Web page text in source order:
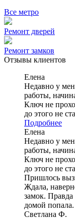
Все метро
Ремонт дверей
Ремонт замков
Отзывы клиентов
Елена
Недавно у
работы,
Ключ не
до этого не
Подробнее
Елена
Недавно у
работы,
Ключ не
до этого не
Пришлось
Ждала,
замок.
домой
Светлана Ф.